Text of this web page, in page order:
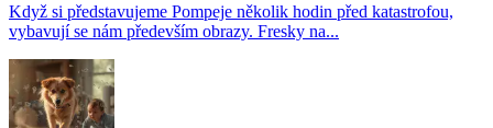
Když si představujeme Pompeje několik hodin před katastrofou,
vybavují se nám především obrazy. Fresky na...